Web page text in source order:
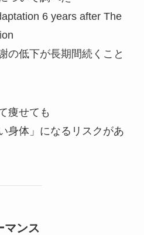
6 years after The
の低下が長期間続くこと
痩せても
身体」になるリスクがあ
マンス